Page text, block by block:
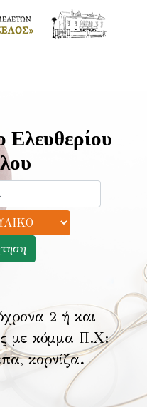
Ελευθερίου
2 ή και
με κόμμα Π.Χ:
κορνίζα.